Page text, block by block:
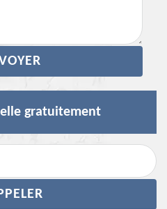
gratuitement